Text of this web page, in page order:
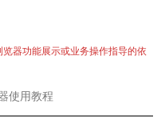
器功能展示或业务操作指导的依
使用教程